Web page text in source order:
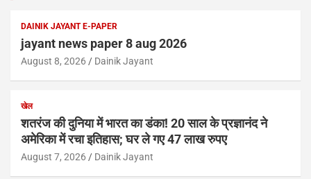
DAINIK JAYANT E-PAPER
jayant news paper 8 aug 2026
August 8, 2026 Dainik Jayant
खेल
शतरंज की दुनिया में भारत का डंका! 20 साल के प्रज्ञानंद ने
अमेरिका में रचा इतिहास; घर ले गए 47 लाख रुपए
August 7, 2026 Dainik Jayant